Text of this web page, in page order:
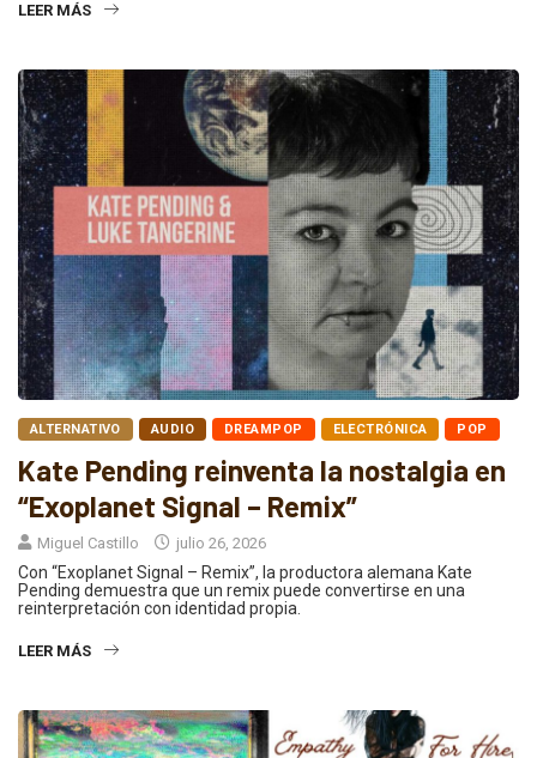
LEER MÁS
ALTERNATIVO AUDIO DREAMPOP ELECTRÓNICA POP
Kate Pending reinventa la nostalgia en
“Exoplanet Signal – Remix”
Miguel Castillo julio 26, 2026
Con “Exoplanet Signal – Remix”, la productora alemana Kate
Pending demuestra que un remix puede convertirse en una
reinterpretación con identidad propia.
LEER MÁS